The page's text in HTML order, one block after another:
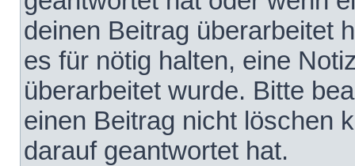
deinen Beitrag überarbeitet
es für nötig halten, eine
überarbeitet wurde. Bitte
einen Beitrag nicht löschen
darauf geantwortet hat.